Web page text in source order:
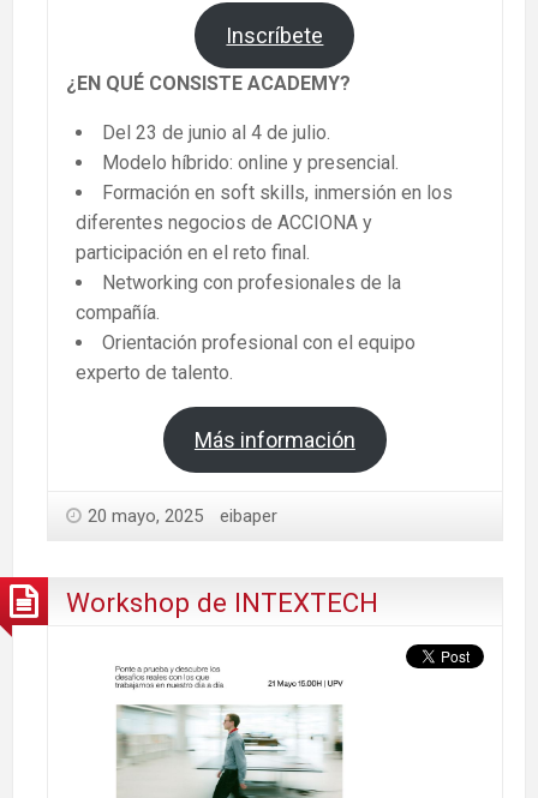
Inscríbete
¿EN QUÉ CONSISTE ACADEMY?
Del 23 de junio al 4 de julio.
Modelo híbrido: online y presencial.
Formación en soft skills, inmersión en los
diferentes negocios de ACCIONA y
participación en el reto final.
Networking con profesionales de la
compañía.
Orientación profesional con el equipo
experto de talento.
Más información
20 mayo, 2025 eibaper
Workshop de INTEXTECH